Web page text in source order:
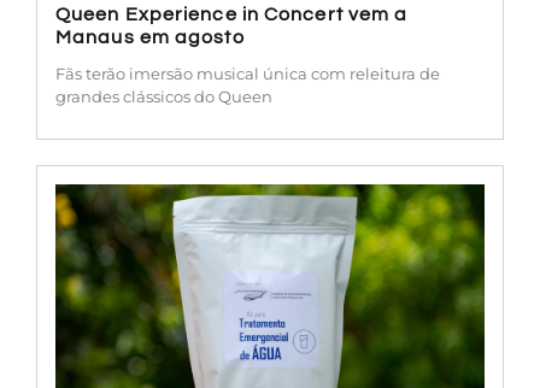
Queen Experience in Concert vem a
Manaus em agosto
Fãs terão imersão musical única com releitura de
grandes clássicos do Queen